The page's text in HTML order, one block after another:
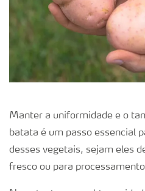
Manter a uniformidade e o
batata é um passo essencial
desses vegetais, sejam eles
fresco ou para